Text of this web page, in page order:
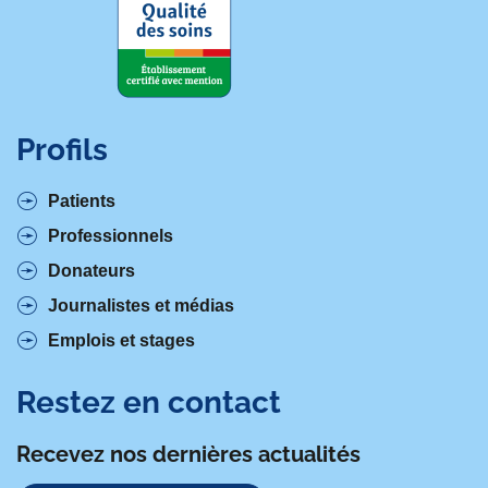
Profils
Patients
Professionnels
Donateurs
Journalistes et médias
Emplois et stages
Restez en contact
Recevez nos dernières actualités